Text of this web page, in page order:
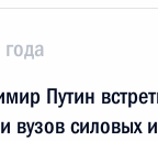
Путин
вузов силовых